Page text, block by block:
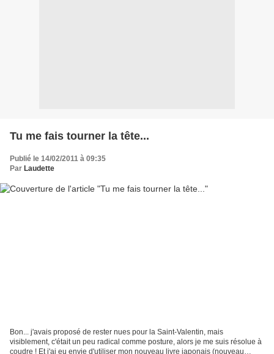
Tu me fais tourner la tête...
Publié le 14/02/2011 à 09:35
Par Laudette
Bon... j'avais proposé de rester nues pour la Saint-Valentin, mais
visiblement, c'était un peu radical comme posture, alors je me suis résolue à
coudre ! Et j'ai eu envie d'utiliser mon nouveau livre japonais (nouveau